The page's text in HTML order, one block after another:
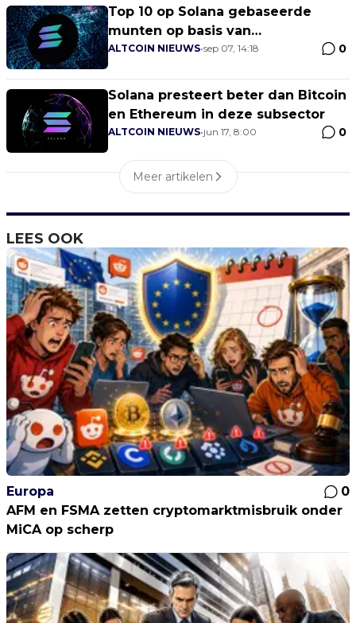
Top 10 op Solana gebaseerde
munten op basis van
ontwikkelingsactiviteit
ALTCOIN NIEUWS•sep 07, 14:18 0
Solana presteert beter dan Bitcoin
en Ethereum in deze subsector
ALTCOIN NIEUWS•jun 17, 8:00 0
Meer artikelen
LEES OOK
Europa
0
AFM en FSMA zetten cryptomarktmisbruik onder
MiCA op scherp